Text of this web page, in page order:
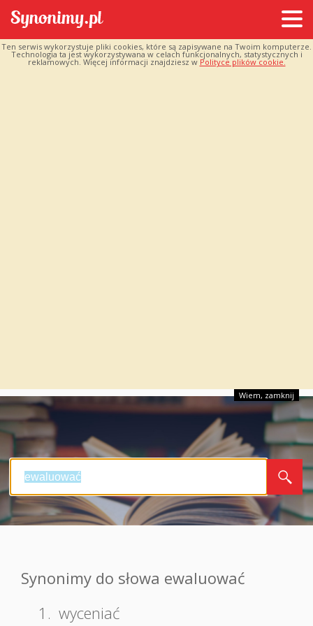
Ten serwis wykorzystuje pliki cookies, które są zapisywane na Twoim komputerze.
Technologia ta jest wykorzystywana w celach funkcjonalnych, statystycznych i
reklamowych. Więcej informacji znajdziesz w Polityce plików cookie.
Wiem, zamknij
Synonimy do słowa ewaluować
1. wyceniać